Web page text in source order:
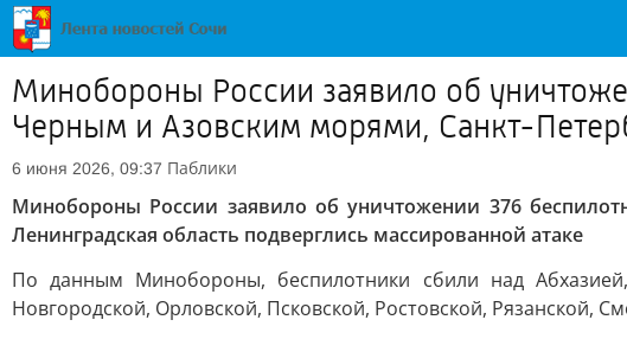
Минобороны России заявило об
Черным и Азовским морями, Санкт-
6 июня 2026, 09:37 Паблики
Минобороны России заявило об уничтожении 376
Ленинградская область подверглись массированной атаке
По данным Минобороны, беспилотники сбили над
Новгородской, Орловской, Псковской, Ростовской, Рязанской,